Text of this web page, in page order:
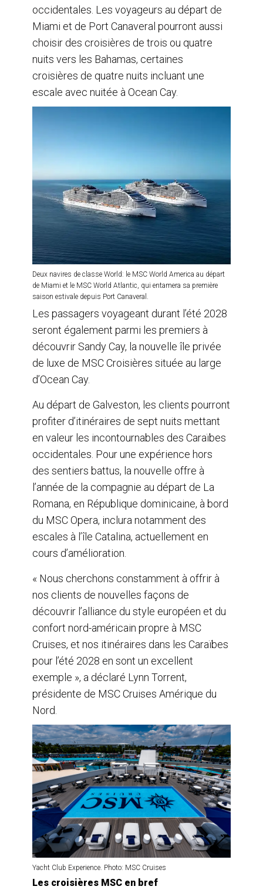
occidentales. Les voyageurs au départ de
Miami et de Port Canaveral pourront aussi
choisir des croisières de trois ou quatre
nuits vers les Bahamas, certaines
croisières de quatre nuits incluant une
escale avec nuitée à Ocean Cay.
Deux navires de classe World: le MSC World America au départ
de Miami et le MSC World Atlantic, qui entamera sa première
saison estivale depuis Port Canaveral.
Les passagers voyageant durant l’été 2028
seront également parmi les premiers à
découvrir Sandy Cay, la nouvelle île privée
de luxe de MSC Croisières située au large
d’Ocean Cay.
Au départ de Galveston, les clients pourront
profiter d’itinéraires de sept nuits mettant
en valeur les incontournables des Caraïbes
occidentales. Pour une expérience hors
des sentiers battus, la nouvelle offre à
l’année de la compagnie au départ de La
Romana, en République dominicaine, à bord
du MSC Opera, inclura notamment des
escales à l’île Catalina, actuellement en
cours d’amélioration.
« Nous cherchons constamment à offrir à
nos clients de nouvelles façons de
découvrir l’alliance du style européen et du
confort nord-américain propre à MSC
Cruises, et nos itinéraires dans les Caraïbes
pour l’été 2028 en sont un excellent
exemple », a déclaré Lynn Torrent,
présidente de MSC Cruises Amérique du
Nord.
Yacht Club Experience. Photo: MSC Cruises
Les croisières MSC en bref